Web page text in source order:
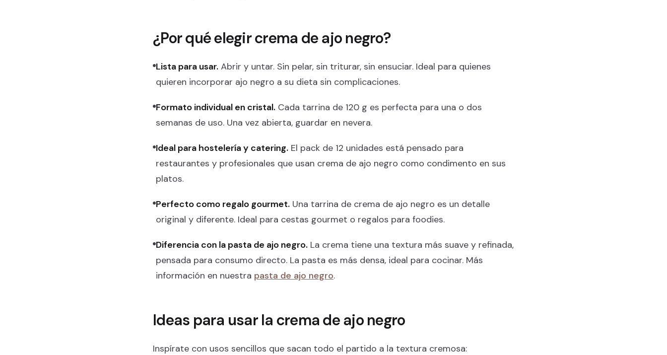
¿Por qué elegir crema de ajo negro?
Lista para usar. Abrir y untar. Sin pelar, sin triturar, sin ensuciar. Ideal para quienes
quieren incorporar ajo negro a su dieta sin complicaciones.
Formato individual en cristal. Cada tarrina de 120 g es perfecta para una o dos
semanas de uso. Una vez abierta, guardar en nevera.
Ideal para hostelería y catering. El pack de 12 unidades está pensado para
restaurantes y profesionales que usan crema de ajo negro como condimento en sus
platos.
Perfecto como regalo gourmet. Una tarrina de crema de ajo negro es un detalle
original y diferente. Ideal para cestas gourmet o regalos para foodies.
Diferencia con la pasta de ajo negro. La crema tiene una textura más suave y refinada,
pensada para consumo directo. La pasta es más densa, ideal para cocinar. Más
información en nuestra pasta de ajo negro.
Ideas para usar la crema de ajo negro
Inspírate con usos sencillos que sacan todo el partido a la textura cremosa: